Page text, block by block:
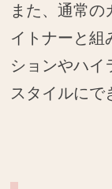
また、通常の
イトナーと組
ションやハイ
スタイルにで